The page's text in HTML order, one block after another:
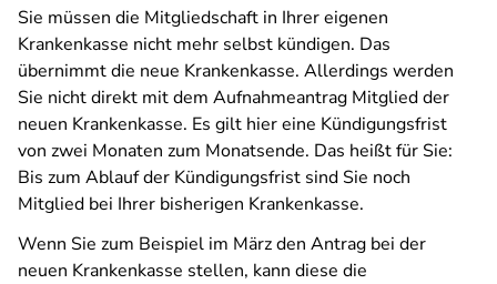
Sie müssen die Mitgliedschaft in Ihrer eigenen
Krankenkasse nicht mehr selbst kündigen. Das
übernimmt die neue Krankenkasse. Allerdings werden
Sie nicht direkt mit dem Aufnahmeantrag Mitglied der
neuen Krankenkasse. Es gilt hier eine Kündigungsfrist
von zwei Monaten zum Monatsende. Das heißt für Sie:
Bis zum Ablauf der Kündigungsfrist sind Sie noch
Mitglied bei Ihrer bisherigen Krankenkasse.
Wenn Sie zum Beispiel im März den Antrag bei der
neuen Krankenkasse stellen, kann diese die